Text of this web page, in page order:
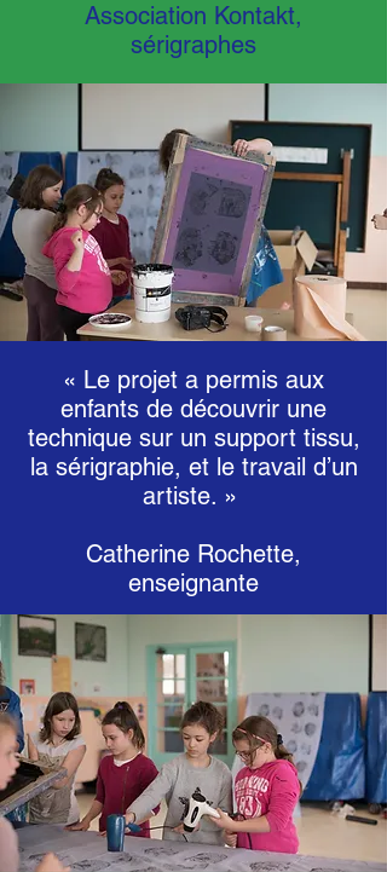
Association Kontakt,
sérigraphes
« Le projet a permis aux
enfants de découvrir une
technique sur un support tissu,
la sérigraphie, et le travail d’un
artiste. »
Catherine Rochette,
enseignante